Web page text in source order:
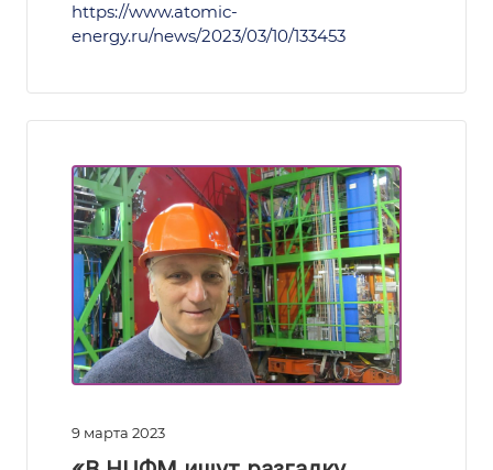
https://www.atomic-
energy.ru/news/2023/03/10/133453
9 марта 2023